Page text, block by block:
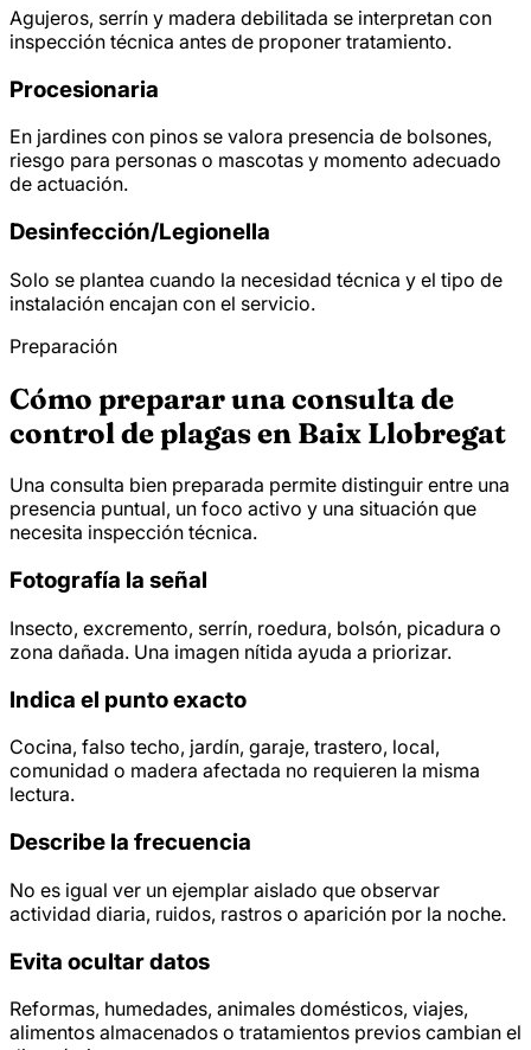
Agujeros, serrín y madera debilitada se interpretan con
inspección técnica antes de proponer tratamiento.
Procesionaria
En jardines con pinos se valora presencia de bolsones,
riesgo para personas o mascotas y momento adecuado
de actuación.
Desinfección/Legionella
Solo se plantea cuando la necesidad técnica y el tipo de
instalación encajan con el servicio.
Preparación
Cómo preparar una consulta de
control de plagas en Baix Llobregat
Una consulta bien preparada permite distinguir entre una
presencia puntual, un foco activo y una situación que
necesita inspección técnica.
Fotografía la señal
Insecto, excremento, serrín, roedura, bolsón, picadura o
zona dañada. Una imagen nítida ayuda a priorizar.
Indica el punto exacto
Cocina, falso techo, jardín, garaje, trastero, local,
comunidad o madera afectada no requieren la misma
lectura.
Describe la frecuencia
No es igual ver un ejemplar aislado que observar
actividad diaria, ruidos, rastros o aparición por la noche.
Evita ocultar datos
Reformas, humedades, animales domésticos, viajes,
alimentos almacenados o tratamientos previos cambian el